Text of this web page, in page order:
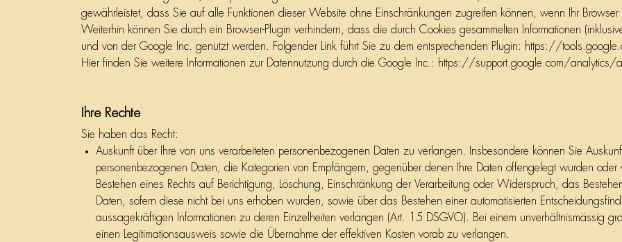
gewährleistet, dass Sie auf alle Funktionen dieser Website ohne Einschränkungen zugreifen können, wenn Ihr
Weiterhin können Sie durch ein Browser-Plugin verhindern, dass die durch Cookies gesammelten Informationen
und von der Google Inc. genutzt werden. Folgender Link führt Sie zu dem entsprechenden Plugin: https://
Hier finden Sie weitere Informationen zur Datennutzung durch die Google Inc.: https://support.google.com/
Ihre Rechte
Sie haben das Recht:
Auskunft über Ihre von uns verarbeiteten personenbezogenen Daten zu verlangen. Insbesondere können Sie
personenbezogenen Daten, die Kategorien von Empfängern, gegenüber denen Ihre Daten offengelegt wurden
Bestehen eines Rechts auf Berichtigung, Löschung, Einschränkung der Verarbeitung oder Widerspruch, das
Daten, sofern diese nicht bei uns erhoben wurden, sowie über das Bestehen einer automatisierten
aussagekräftigen Informationen zu deren Einzelheiten verlangen (Art. 15 DSGVO). Bei einem unverhältnismässig
einen Legitimationsausweis sowie die Übernahme der effektiven Kosten vorab zu verlangen.